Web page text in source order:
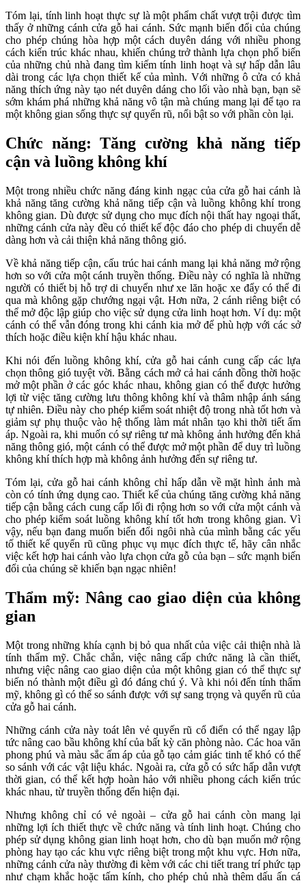
Tóm lại, tính linh hoạt thực sự là một phẩm chất vượt trội được tìm
thấy ở những cánh cửa gỗ hai cánh. Sức mạnh biến đổi của chúng
cho phép chúng hòa hợp một cách duyên dáng với nhiều phong
cách kiến trúc khác nhau, khiến chúng trở thành lựa chọn phổ biến
của những chủ nhà đang tìm kiếm tính linh hoạt và sự hấp dẫn lâu
dài trong các lựa chọn thiết kế của mình. Với những ô cửa có khả
năng thích ứng này tạo nét duyên dáng cho lối vào nhà bạn, bạn sẽ
sớm khám phá những khả năng vô tận mà chúng mang lại để tạo ra
một không gian sống thực sự quyến rũ, nổi bật so với phần còn lại.
Chức năng: Tăng cường khả năng tiếp
cận và luồng không khí
Một trong nhiều chức năng đáng kinh ngạc của cửa gỗ hai cánh là
khả năng tăng cường khả năng tiếp cận và luồng không khí trong
không gian. Dù được sử dụng cho mục đích nội thất hay ngoại thất,
những cánh cửa này đều có thiết kế độc đáo cho phép di chuyển dễ
dàng hơn và cải thiện khả năng thông gió.
Về khả năng tiếp cận, cấu trúc hai cánh mang lại khả năng mở rộng
hơn so với cửa một cánh truyền thống. Điều này có nghĩa là những
người có thiết bị hỗ trợ di chuyển như xe lăn hoặc xe đẩy có thể đi
qua mà không gặp chướng ngại vật. Hơn nữa, 2 cánh riêng biệt có
thể mở độc lập giúp cho việc sử dụng cửa linh hoạt hơn. Ví dụ: một
cánh có thể vẫn đóng trong khi cánh kia mở để phù hợp với các sở
thích hoặc điều kiện khí hậu khác nhau.
Khi nói đến luồng không khí, cửa gỗ hai cánh cung cấp các lựa
chọn thông gió tuyệt vời. Bằng cách mở cả hai cánh đồng thời hoặc
mở một phần ở các góc khác nhau, không gian có thể được hưởng
lợi từ việc tăng cường lưu thông không khí và thâm nhập ánh sáng
tự nhiên. Điều này cho phép kiểm soát nhiệt độ trong nhà tốt hơn và
giảm sự phụ thuộc vào hệ thống làm mát nhân tạo khi thời tiết ấm
áp. Ngoài ra, khi muốn có sự riêng tư mà không ảnh hưởng đến khả
năng thông gió, một cánh có thể được mở một phần để duy trì luồng
không khí thích hợp mà không ảnh hưởng đến sự riêng tư.
Tóm lại, cửa gỗ hai cánh không chỉ hấp dẫn về mặt hình ảnh mà
còn có tính ứng dụng cao. Thiết kế của chúng tăng cường khả năng
tiếp cận bằng cách cung cấp lối đi rộng hơn so với cửa một cánh và
cho phép kiểm soát luồng không khí tốt hơn trong không gian. Vì
vậy, nếu bạn đang muốn biến đổi ngôi nhà của mình bằng các yếu
tố thiết kế quyến rũ cũng phục vụ mục đích thực tế, hãy cân nhắc
việc kết hợp hai cánh vào lựa chọn cửa gỗ của bạn – sức mạnh biến
đổi của chúng sẽ khiến bạn ngạc nhiên!
Thẩm mỹ: Nâng cao giao diện của không
gian
Một trong những khía cạnh bị bỏ qua nhất của việc cải thiện nhà là
tính thẩm mỹ. Chắc chắn, việc nâng cấp chức năng là cần thiết,
nhưng việc nâng cao giao diện của một không gian có thể thực sự
biến nó thành một điều gì đó đáng chú ý. Và khi nói đến tính thẩm
mỹ, không gì có thể so sánh được với sự sang trọng và quyến rũ của
cửa gỗ hai cánh.
Những cánh cửa này toát lên vẻ quyến rũ cổ điển có thể ngay lập
tức nâng cao bầu không khí của bất kỳ căn phòng nào. Các hoa văn
phong phú và màu sắc ấm áp của gỗ tạo cảm giác tinh tế khó có thể
so sánh với các vật liệu khác. Ngoài ra, cửa gỗ có sức hấp dẫn vượt
thời gian, có thể kết hợp hoàn hảo với nhiều phong cách kiến trúc
khác nhau, từ truyền thống đến hiện đại.
Nhưng không chỉ có vẻ ngoài – cửa gỗ hai cánh còn mang lại
những lợi ích thiết thực về chức năng và tính linh hoạt. Chúng cho
phép sử dụng không gian linh hoạt hơn, cho dù bạn muốn mở rộng
phòng hay tạo các khu vực riêng biệt trong một khu vực. Hơn nữa,
những cánh cửa này thường đi kèm với các chi tiết trang trí phức tạp
như chạm khắc hoặc tấm kính, cho phép chủ nhà thêm dấu ấn cá